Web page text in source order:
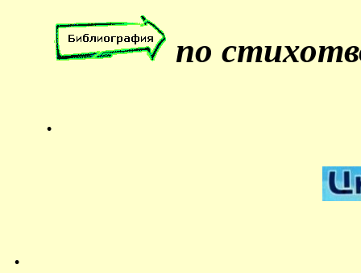
по
.
.